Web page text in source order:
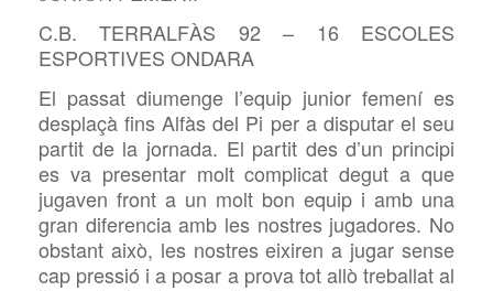
C.B. TERRALFÀS 92 – 16 ESCOLES
ESPORTIVES ONDARA
El passat diumenge l’equip junior femení es
desplaçà fins Alfàs del Pi per a disputar el seu
partit de la jornada. El partit des d’un principi
es va presentar molt complicat degut a que
jugaven front a un molt bon equip i amb una
gran diferencia amb les nostres jugadores. No
obstant això, les nostres eixiren a jugar sense
cap pressió i a posar a prova tot allò treballat al